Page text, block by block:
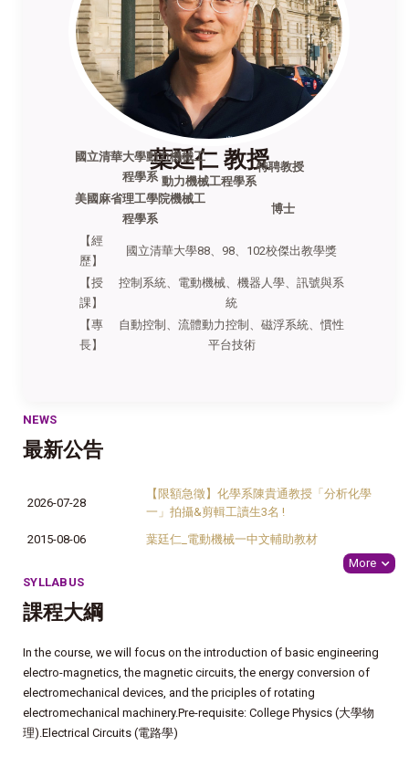
葉廷仁 教授
動力機械工程學系
國立清華大學動力機械工
程學系
特聘教授
美國麻省理工學院機械工
程學系
博士
【經
歷】
國立清華大學88、98、102校傑出教學獎
【授
課】
控制系統、電動機械、機器人學、訊號與系
統
【專
長】
自動控制、流體動力控制、磁浮系統、慣性
平台技術
NEWS
最新公告
2026-07-28
【限額急徵】化學系陳貴通教授「分析化學
一」拍攝&剪輯工讀生3名 !
2015-08-06
葉廷仁_電動機械一中文輔助教材
More
SYLLABUS
課程大綱
In the course, we will focus on the introduction of basic engineering
electro-magnetics, the magnetic circuits, the energy conversion of
electromechanical devices, and the priciples of rotating
electromechanical machinery.Pre-requisite: College Physics (大學物
理).Electrical Circuits (電路學)